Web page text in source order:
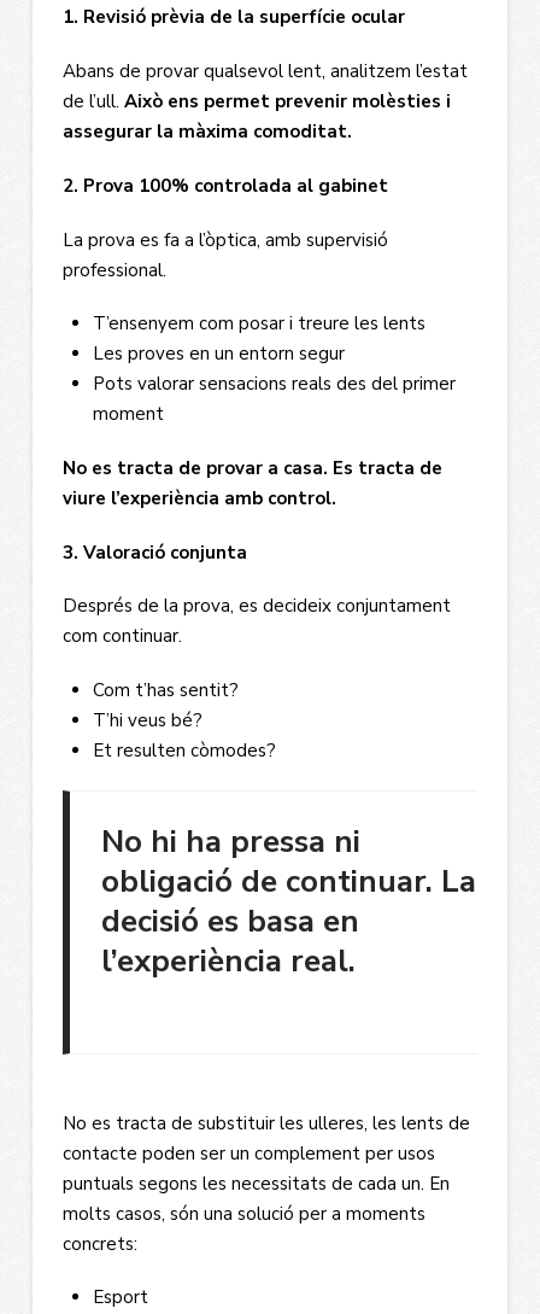
1. Revisió prèvia de la superfície ocular
Abans de provar qualsevol lent, analitzem l’estat
de l’ull. Això ens permet prevenir molèsties i
assegurar la màxima comoditat.
2. Prova 100% controlada al gabinet
La prova es fa a l’òptica, amb supervisió
professional.
T’ensenyem com posar i treure les lents
Les proves en un entorn segur
Pots valorar sensacions reals des del primer
moment
No es tracta de provar a casa. Es tracta de
viure l’experiència amb control.
3. Valoració conjunta
Després de la prova, es decideix conjuntament
com continuar.
Com t’has sentit?
T’hi veus bé?
Et resulten còmodes?
No hi ha pressa ni
obligació de continuar. La
decisió es basa en
l’experiència real.
No es tracta de substituir les ulleres, les lents de
contacte poden ser un complement per usos
puntuals segons les necessitats de cada un. En
molts casos, són una solució per a moments
concrets:
Esport